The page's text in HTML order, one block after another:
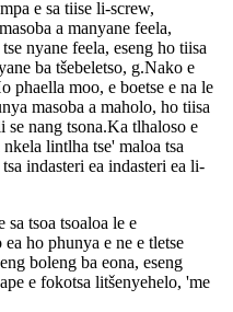
e sa tiise li-screw,
a manyane feela,
nyane feela, eseng ho tiisa
ba tšebeletso, g.Nako e
phaella moo, e boetse e na le
masoba a maholo, ho tiisa
se nang tsona.Ka tlhaloso e
lintlha tse' maloa tsa
indasteri ea indasteri ea li-
sa tsoa tsoaloa le e
ho phunya e ne e tletse
boleng ba eona, eseng
e fokotsa litšenyehelo, 'me